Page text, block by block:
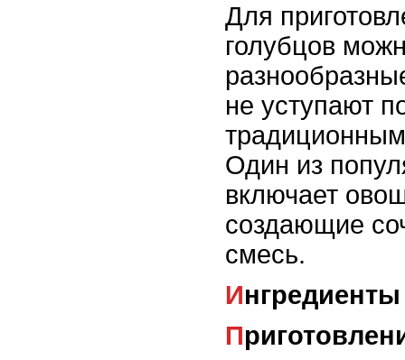
Для
голубцов
не уступают
Один из
включает
создающие
смесь.